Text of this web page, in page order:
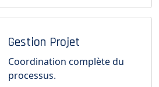
Gestion Projet
Coordination complète du
processus.